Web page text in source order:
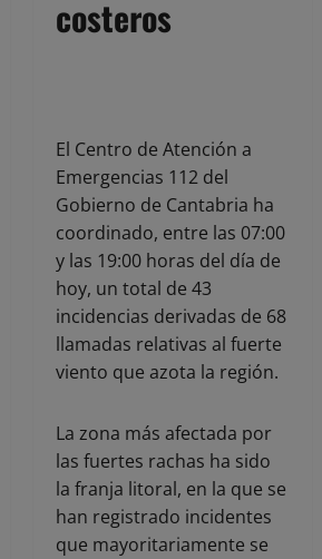
costeros
El Centro de Atención a
Emergencias 112 del
Gobierno de Cantabria ha
coordinado, entre las 07:00
y las 19:00 horas del día de
hoy, un total de 43
incidencias derivadas de 68
llamadas relativas al fuerte
viento que azota la región.
La zona más afectada por
las fuertes rachas ha sido
la franja litoral, en la que se
han registrado incidentes
que mayoritariamente se